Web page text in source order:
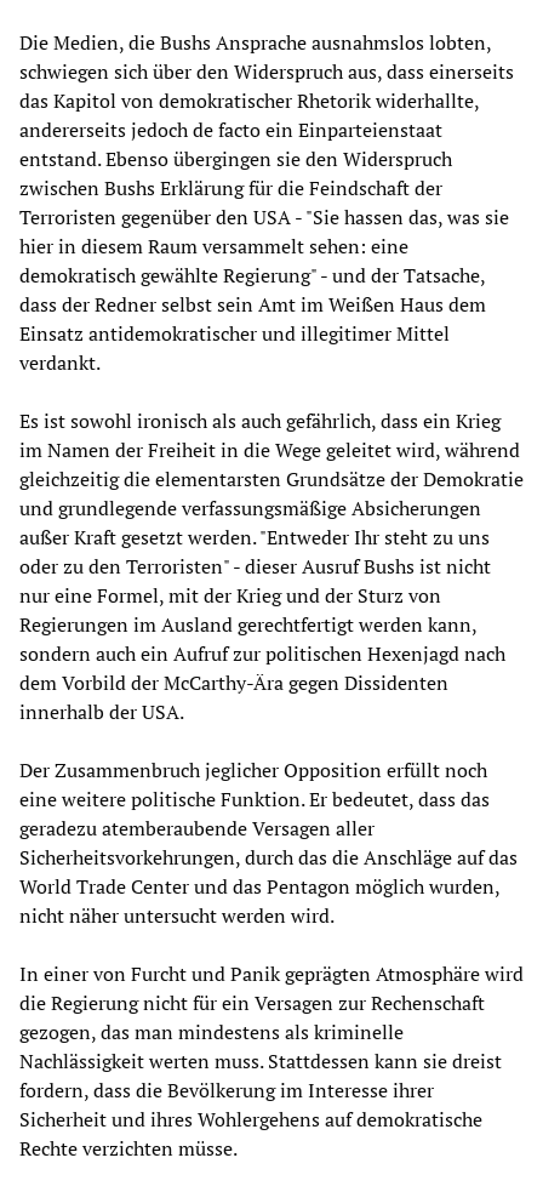
Die Medien, die Bushs Ansprache ausnahmslos lobten,
schwiegen sich über den Widerspruch aus, dass einerseits
das Kapitol von demokratischer Rhetorik widerhallte,
andererseits jedoch de facto ein Einparteienstaat
entstand. Ebenso übergingen sie den Widerspruch
zwischen Bushs Erklärung für die Feindschaft der
Terroristen gegenüber den USA - "Sie hassen das, was sie
hier in diesem Raum versammelt sehen: eine
demokratisch gewählte Regierung" - und der Tatsache,
dass der Redner selbst sein Amt im Weißen Haus dem
Einsatz antidemokratischer und illegitimer Mittel
verdankt.
Es ist sowohl ironisch als auch gefährlich, dass ein Krieg
im Namen der Freiheit in die Wege geleitet wird, während
gleichzeitig die elementarsten Grundsätze der Demokratie
und grundlegende verfassungsmäßige Absicherungen
außer Kraft gesetzt werden. "Entweder Ihr steht zu uns
oder zu den Terroristen" - dieser Ausruf Bushs ist nicht
nur eine Formel, mit der Krieg und der Sturz von
Regierungen im Ausland gerechtfertigt werden kann,
sondern auch ein Aufruf zur politischen Hexenjagd nach
dem Vorbild der McCarthy-Ära gegen Dissidenten
innerhalb der USA.
Der Zusammenbruch jeglicher Opposition erfüllt noch
eine weitere politische Funktion. Er bedeutet, dass das
geradezu atemberaubende Versagen aller
Sicherheitsvorkehrungen, durch das die Anschläge auf das
World Trade Center und das Pentagon möglich wurden,
nicht näher untersucht werden wird.
In einer von Furcht und Panik geprägten Atmosphäre wird
die Regierung nicht für ein Versagen zur Rechenschaft
gezogen, das man mindestens als kriminelle
Nachlässigkeit werten muss. Stattdessen kann sie dreist
fordern, dass die Bevölkerung im Interesse ihrer
Sicherheit und ihres Wohlergehens auf demokratische
Rechte verzichten müsse.